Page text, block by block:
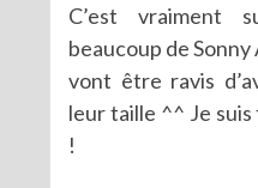
C’est vraiment
beaucoup de Sonny
vont être ravis
leur taille ^^ Je
!